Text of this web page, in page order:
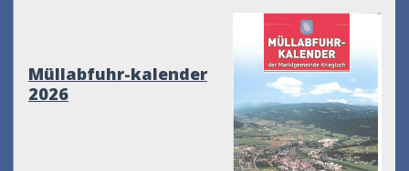
Müllabfuhr-kalender
2026